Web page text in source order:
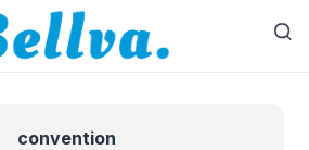
convention